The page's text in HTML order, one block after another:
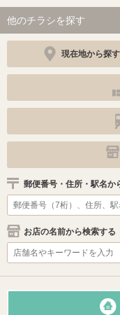
他のチラシを探す
現在地から探す
郵便番号・住所・駅名か
お店の名前から検索する